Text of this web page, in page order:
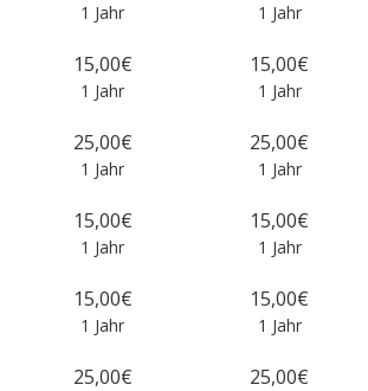
1 Jahr 1 Jahr
15,00€
1 Jahr
15,00€
1 Jahr
25,00€
1 Jahr
25,00€
1 Jahr
15,00€
1 Jahr
15,00€
1 Jahr
15,00€
1 Jahr
15,00€
1 Jahr
25,00€ 25,00€